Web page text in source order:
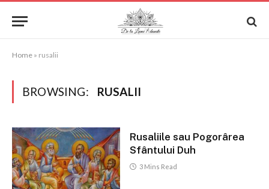
Home » rusalii
BROWSING: RUSALII
Rusaliile sau Pogorârea
Sfântului Duh
3 Mins Read